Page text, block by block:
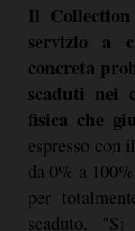
Il
servizio a
concreta
scaduti nei
fisica che
espresso con
da 0% a
per
scaduto.